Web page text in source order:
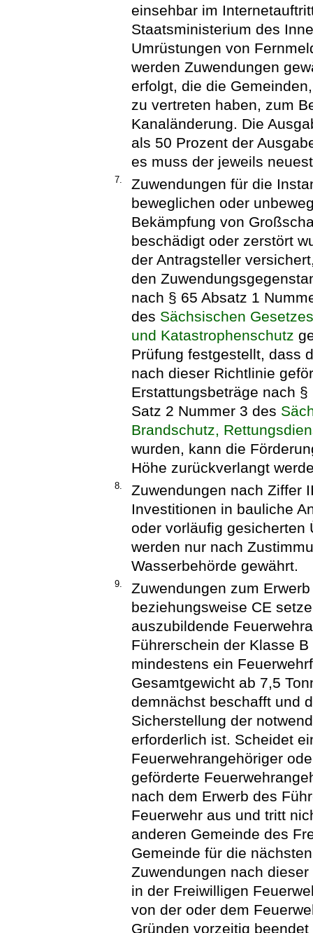
einsehbar im
Staatsministerium des
Umrüstungen von
werden Zuwendungen
erfolgt, die die
zu vertreten haben, zum
Kanaländerung. Die
als 50 Prozent der
es muss der jeweils
7.
Zuwendungen für die
beweglichen oder
Bekämpfung von
beschädigt oder zerstört
der Antragsteller
den
nach § 65 Absatz 1
des Sächsischen
und Katastrophenschutz
Prüfung festgestellt, dass
nach dieser Richtlinie
Erstattungsbeträge nach
Satz 2 Nummer 3 des
Brandschutz,
wurden, kann die
Höhe zurückverlangt
8.
Zuwendungen nach Ziffer
Investitionen in bauliche
oder vorläufig gesicherten
werden nur nach
Wasserbehörde gewährt.
9.
Zuwendungen zum
beziehungsweise CE
auszubildende
Führerschein der Klasse
mindestens ein
Gesamtgewicht ab 7,5
demnächst beschafft und
Sicherstellung der
erforderlich ist. Scheidet
Feuerwehrangehöriger
geförderte
nach dem Erwerb des
Feuerwehr aus und tritt
anderen Gemeinde des
Gemeinde für die
Zuwendungen nach
in der Freiwilligen
von der oder dem
Gründen vorzeitig beendet